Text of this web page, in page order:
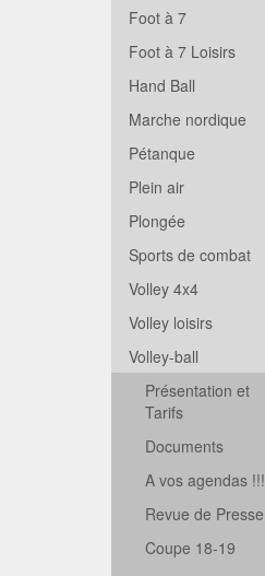
Foot à 7
Foot à 7 Loisirs
Hand Ball
Marche nordique
Pétanque
Plein air
Plongée
Sports de combat
Volley 4x4
Volley loisirs
Volley-ball
Présentation et
Tarifs
Documents
A vos agendas !!!
Revue de Presse
Coupe 18-19